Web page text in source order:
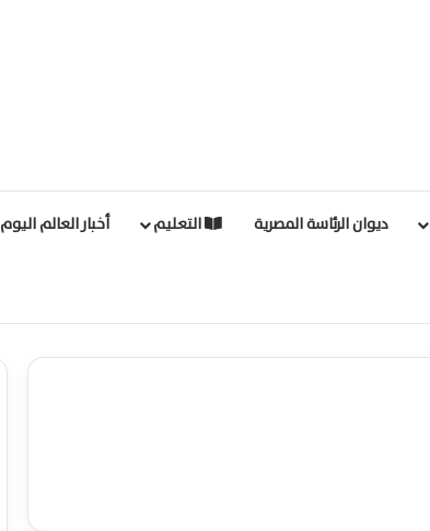
ديوان الرئاسة المصرية التعليم أخبار العالم اليوم